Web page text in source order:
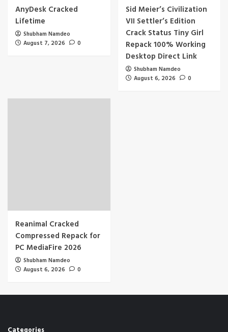
AnyDesk Cracked
Lifetime
Shubham Namdeo
August 7, 2026
0
Sid Meier’s Civilization
VII Settler’s Edition
Crack Status Tiny Girl
Repack 100% Working
Desktop Direct Link
Shubham Namdeo
August 6, 2026
0
Reanimal Cracked
Compressed Repack for
PC MediaFire 2026
Shubham Namdeo
August 6, 2026
0